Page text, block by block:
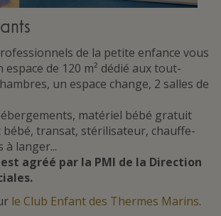
de la petite enfance vous
espace de 120 m² dédié aux tout-
un espace change, 2 salles de
matériel bébé gratuit
bébé, transat, stérilisateur, chauffe-
à langer...
est agréé par la PMI de la Direction
le Club Enfant des Thermes Marins.